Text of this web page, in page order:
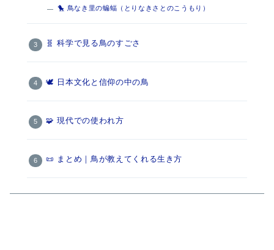
🐤 鳥なき里の蝙蝠（とりなきさとのこうもり）
🧬 科学で見る鳥のすごさ
🕊 日本文化と信仰の中の鳥
🧩 現代での使われ方
📜 まとめ｜鳥が教えてくれる生き方